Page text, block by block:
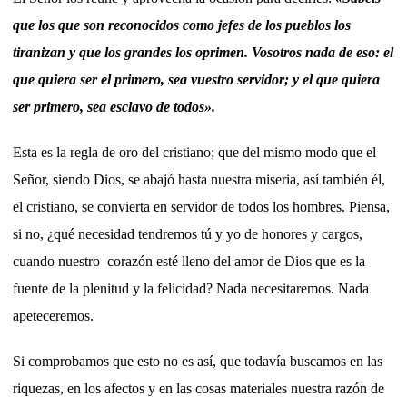
que los que son reconocidos como jefes de los pueblos los
tiranizan y que los grandes los oprimen. Vosotros nada de eso: el
que quiera ser el primero, sea vuestro servidor; y el que quiera
ser primero, sea esclavo de todos».
Esta es la regla de oro del cristiano; que del mismo modo que el
Señor, siendo Dios, se abajó hasta nuestra miseria, así también él,
el cristiano, se convierta en servidor de todos los hombres. Piensa,
si no, ¿qué necesidad tendremos tú y yo de honores y cargos,
cuando nuestro corazón esté lleno del amor de Dios que es la
fuente de la plenitud y la felicidad? Nada necesitaremos. Nada
apeteceremos.
Si comprobamos que esto no es así, que todavía buscamos en las
riquezas, en los afectos y en las cosas materiales nuestra razón de